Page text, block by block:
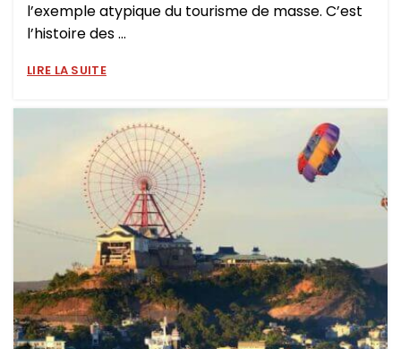
l’exemple atypique du tourisme de masse. C’est
l’histoire des ...
LIRE LA SUITE